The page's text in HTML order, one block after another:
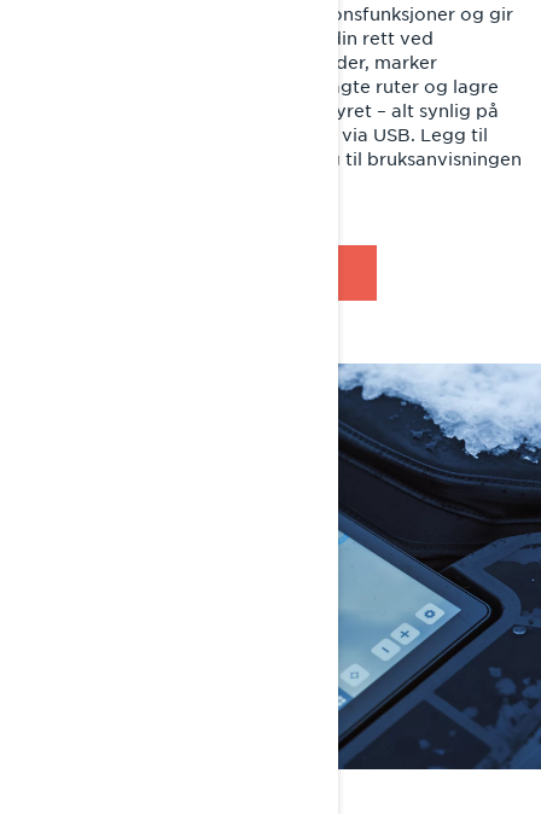
BRP GO! leverer avanserte navigasjonsfunksjoner og gir
deg viktig informasjon om Lynx-en din rett ved
fingertuppene. Finn interessante steder, marker
favoritter, legg til venner, følg planlagte ruter og lagre
turene dine for å gjenoppleve eventyret – alt synlig på
telefonen eller 10,25″ touchskjermen via USB. Legg til
Lynx-en din i profilen for å få tilgang til bruksanvisningen